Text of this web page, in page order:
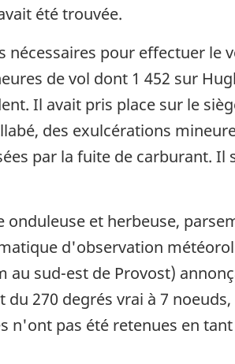
été trouvée.
nécessaires pour effectuer
de vol dont 1 452 sur
Il avait pris place sur le
des exulcérations
par la fuite de carburant.
et herbeuse,
d'observation
sud-est de Provost)
270 degrés vrai à 7
n'ont pas été retenues en